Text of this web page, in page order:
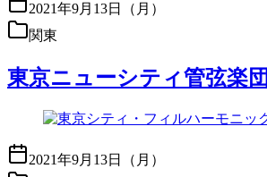
2021年9月13日（月）
関東
東京ニューシティ管弦楽団
2021年9月13日（月）